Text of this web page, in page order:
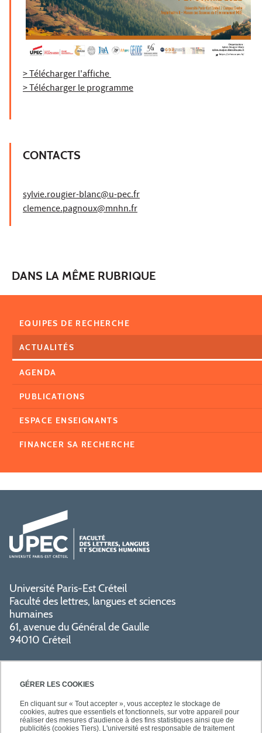
GÉRER LES COOKIES
En cliquant sur « Tout accepter », vous acceptez le stockage de
cookies, autres que essentiels et fonctionnels, sur votre appareil pour
réaliser des mesures d'audience à des fins statistiques ainsi que de
publicités (cookies Tiers). L'université est responsable de traitement
> Télécharger l'affiche
> Télécharger le programme
CONTACTS
sylvie.rougier-blanc@u-pec.fr
clemence.pagnoux@mnhn.fr
DANS LA MÊME RUBRIQUE
EQUIPES DE RECHERCHE
ACTUALITÉS
AGENDA
PUBLICATIONS
ESPACE ENSEIGNANTS
FINANCER SA RECHERCHE
Université Paris-Est Créteil
Faculté des lettres, langues et sciences
humaines
61, avenue du Général de Gaulle
94010 Créteil
PRATIQUE